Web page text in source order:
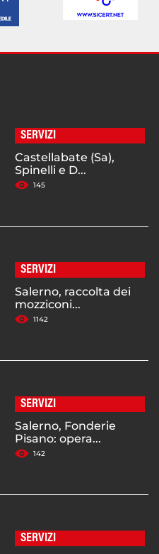
SERVIZI
Castellabate (Sa),
Spinelli e D...
145
SERVIZI
Salerno, raccolta dei
mozziconi...
1142
SERVIZI
Salerno, Fonderie
Pisano: opera...
142
SERVIZI